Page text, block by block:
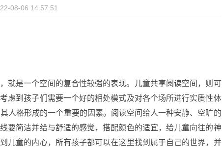
08-06 14:57:51
就是一个空间的复合性较强的表现。儿童共享阅读空间，则可
虑到孩子们需要一个好的相处模式及对各个场所进行实质性体
人格形成的一个重要的因素。阅读空间给人一种安静、空旷的
要简洁并给与舒适的感觉，搭配颜色的适宜，给儿童向往的神
儿童的内心，所有孩子都可以在这里找到属于自己的世界，并